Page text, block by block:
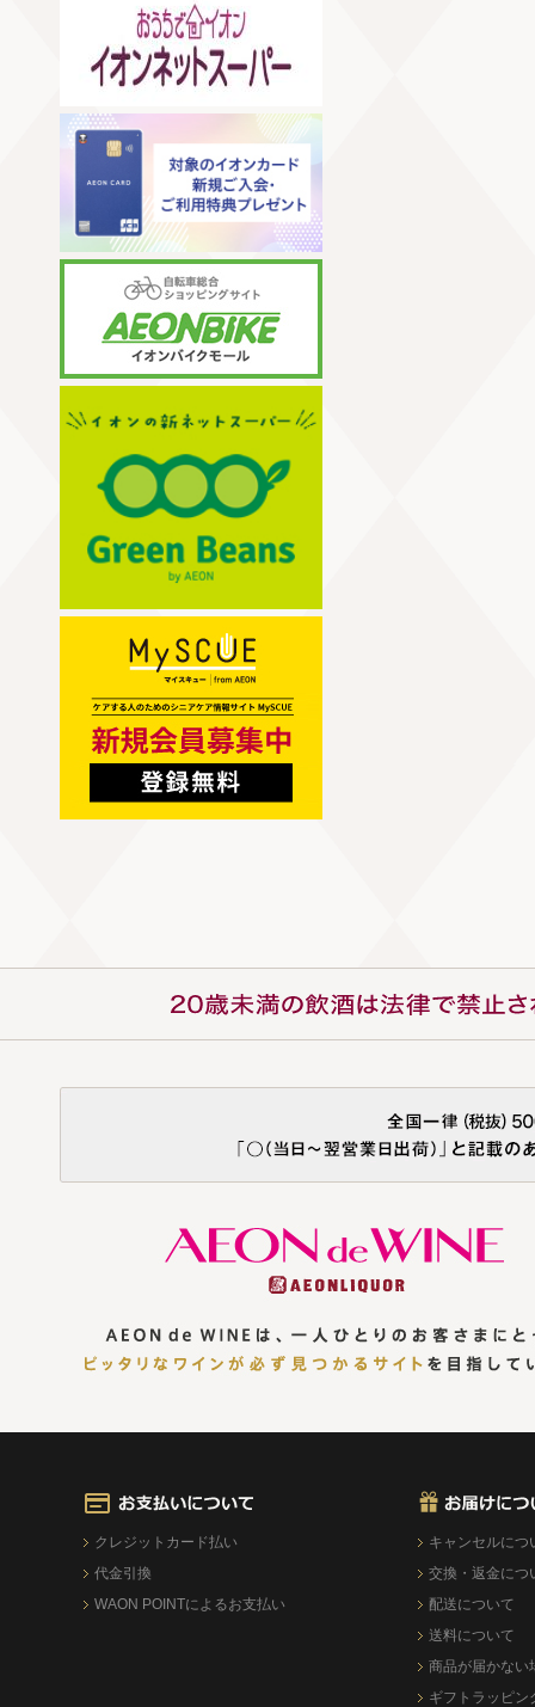
クレジットカード払い
代金引換
WAON POINTによるお支払い
キャンセルにつ
交換・返金につ
配送について
送料について
商品が届かない
ギフトラッピン